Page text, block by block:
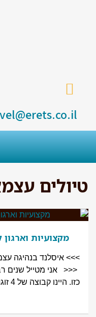
טיולים
מקצועיות וארגון
>>> איסלנד בנהיגה
<<< אני מטייל שנים